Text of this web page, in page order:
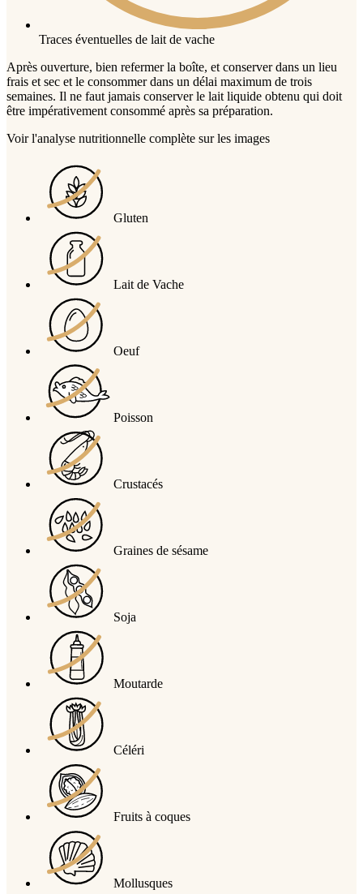
Traces éventuelles de lait de vache
Après ouverture, bien refermer la boîte, et conserver dans un lieu
frais et sec et le consommer dans un délai maximum de trois
semaines. Il ne faut jamais conserver le lait liquide obtenu qui doit
être impérativement consommé après sa préparation.
Voir l'analyse nutritionnelle complète sur les images
Gluten
Lait de Vache
Oeuf
Poisson
Crustacés
Graines de sésame
Soja
Moutarde
Céléri
Fruits à coques
Mollusques